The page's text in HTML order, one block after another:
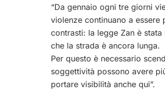
“Da gennaio ogni tre giorni
violenze continuano a essere
contrasti: la legge Zan è
che la strada è ancora lunga.
Per questo è necessario
soggettività possono avere
portare visibilità anche qui”.